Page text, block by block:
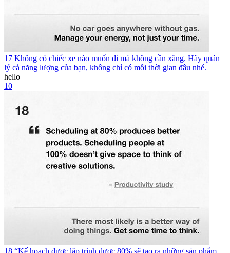
17 Không có chiếc xe nào muốn đi mà không cần xăng. Hãy quản
lý cả năng lượng của bạn, không chỉ có mỗi thời gian đâu nhé.
hello
10
18 “Kế hoạch được lập trình được 80% sẽ tạo ra những sản phẩm